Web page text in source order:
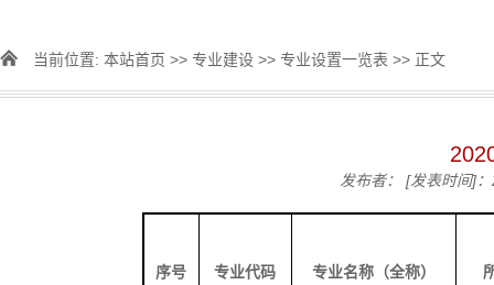
当前位置: 本站首页 >> 专业建设 >> 专业设置一览表 >> 正文
发布者： [发表时间]
序号 专业代码 专业名称（全称）